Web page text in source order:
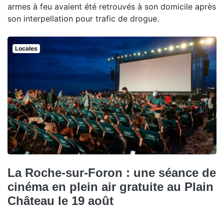
armes à feu avaient été retrouvés à son domicile après
son interpellation pour trafic de drogue.
Locales
La Roche-sur-Foron : une séance de
cinéma en plein air gratuite au Plain
Château le 19 août